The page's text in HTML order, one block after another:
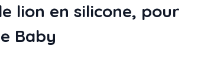
lion en silicone, pour
Baby